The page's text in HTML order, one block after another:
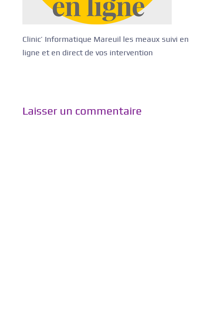
Clinic’ Informatique Mareuil les meaux suivi en
ligne et en direct de vos intervention
Laisser un commentaire